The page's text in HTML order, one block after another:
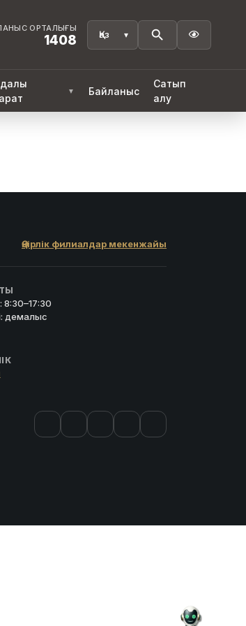
ОРТАЛЫҒЫ
1408 
▼ Байланыс
Сатып
алу
Өңірлік филиалдар мекенжайы
демалыс